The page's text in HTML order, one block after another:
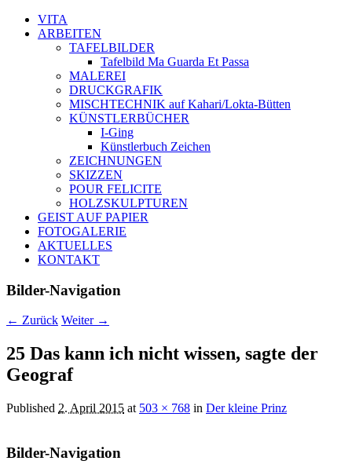
VITA
ARBEITEN
TAFELBILDER
Tafelbild Ma Guarda Et Passa
MALEREI
DRUCKGRAFIK
MISCHTECHNIK auf Kahari/Lokta-Bütten
KÜNSTLERBÜCHER
I-Ging
Künstlerbuch Zeichen
ZEICHNUNGEN
SKIZZEN
POUR FELICITE
HOLZSKULPTUREN
GEIST AUF PAPIER
FOTOGALERIE
AKTUELLES
KONTAKT
Bilder-Navigation
← Zurück Weiter →
25 Das kann ich nicht wissen, sagte der
Geograf
Published 2. April 2015 at 503 × 768 in Der kleine Prinz
Bilder-Navigation